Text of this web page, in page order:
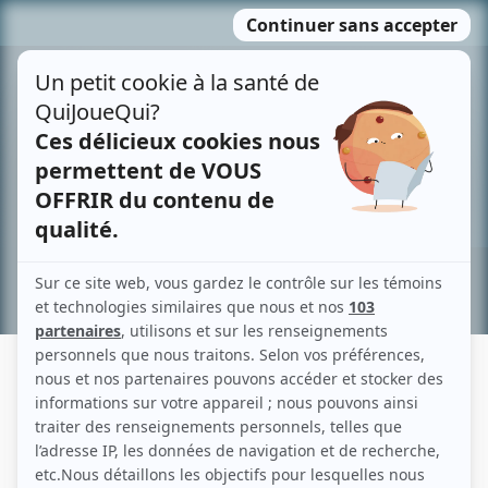
MENU
contenu
Recherche avancée »
JOCELYNE MORIN
Liens
Fiche de Jocelyne Morin sur Showbizz.net